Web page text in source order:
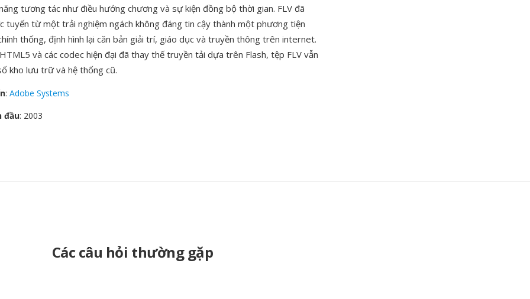
tương tác như điều hướng chương và sự kiện đồng bộ thời gian. FLV đã
tuyến từ một trải nghiệm ngách không đáng tin cậy thành một phương tiện
thống, định hình lại căn bản giải trí, giáo dục và truyền thông trên internet.
và các codec hiện đại đã thay thế truyền tải dựa trên Flash, tệp FLV vẫn
kho lưu trữ và hệ thống cũ.
: Adobe Systems
đầu: 2003
Các câu hỏi thường gặp